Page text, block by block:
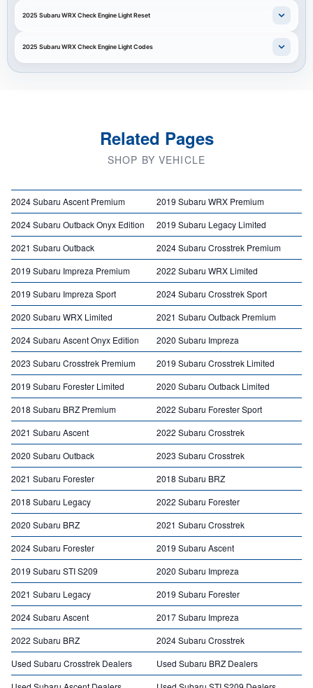
2025 Subaru WRX Check Engine Light Reset
2025 Subaru WRX Check Engine Light Codes
Related Pages
SHOP BY VEHICLE
2024 Subaru Ascent Premium
2019 Subaru WRX Premium
2024 Subaru Outback Onyx Edition
2019 Subaru Legacy Limited
2021 Subaru Outback
2024 Subaru Crosstrek Premium
2019 Subaru Impreza Premium
2022 Subaru WRX Limited
2019 Subaru Impreza Sport
2024 Subaru Crosstrek Sport
2020 Subaru WRX Limited
2021 Subaru Outback Premium
2024 Subaru Ascent Onyx Edition
2020 Subaru Impreza
2023 Subaru Crosstrek Premium
2019 Subaru Crosstrek Limited
2019 Subaru Forester Limited
2020 Subaru Outback Limited
2018 Subaru BRZ Premium
2022 Subaru Forester Sport
2021 Subaru Ascent
2022 Subaru Crosstrek
2020 Subaru Outback
2023 Subaru Crosstrek
2021 Subaru Forester
2018 Subaru BRZ
2018 Subaru Legacy
2022 Subaru Forester
2020 Subaru BRZ
2021 Subaru Crosstrek
2024 Subaru Forester
2019 Subaru Ascent
2019 Subaru STI S209
2020 Subaru Impreza
2021 Subaru Legacy
2019 Subaru Forester
2024 Subaru Ascent
2017 Subaru Impreza
2022 Subaru BRZ
2024 Subaru Crosstrek
Used Subaru Crosstrek Dealers
Used Subaru BRZ Dealers